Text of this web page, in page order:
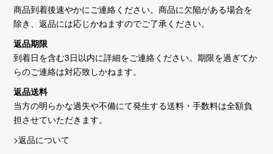
商品到着後速やかにご連絡ください。商品に欠陥がある場合を
除き、返品には応じかねますのでご了承ください。
返品期限
到着日を含む3日以内に詳細をご連絡ください。期限を過ぎてか
らのご連絡は対応致しかねます。
返品送料
当方の明らかな過失や不備にて発生する送料・手数料は全額負
担させていただきます。
>返品について